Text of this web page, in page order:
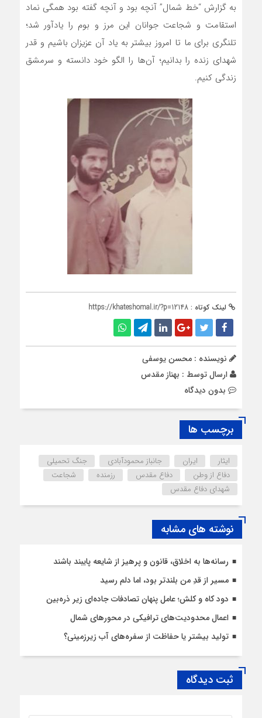
به گزارش “خط شمال” آنچه بود و آنچه گفته بود همگی نماد
استقامت و شجاعت جوانان این مرز و بوم را یادآور شد؛
تلنگری برای ما تا امروز بیشتر به یاد آن عزیزان باشیم و قدر
شهدای زنده را بدانیم؛ آن‌ها را الگو خود دانسته و سرمشق
زندگی کنیم.
لینک کوتاه : https://khateshomal.ir/?p=12148
نویسنده : محسن یوسفی
ارسال توسط : بهناز مقدس
بدون دیدگاه
برچسب ها
ایثار ایران جانباز محمودآبادی
جنگ تحمیلی
دفاع از وطن
دفاع مقدس رزمنده
شجاعت
شهدای دفاع مقدس
نوشته های مشابه
رسانه‌ها به اخلاق، قانون و پرهیز از شایعه پایبند باشند
مسیر از قدِ من بلندتر بود، اما دلم رسید
دود کاه و کلش؛ عامل پنهان تصادفات جاده‌ای زیر ذره‌بین
اعمال محدودیت‌‌های ترافیکی در محورهای شمال
تولید بیشتر یا حفاظت از سفره‌های آب زیرزمینی؟
ثبت دیدگاه